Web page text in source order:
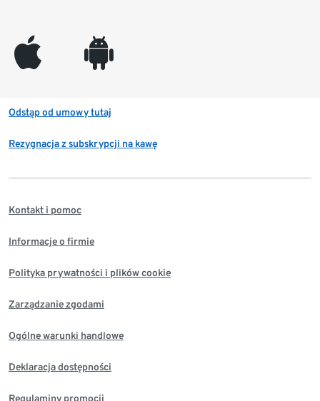
appleinc android
Odstąp od umowy tutaj
Rezygnacja z subskrypcji na kawę
Kontakt i pomoc
Informacje o firmie
Polityka prywatności i plików cookie
Zarządzanie zgodami
Ogólne warunki handlowe
Deklaracja dostępności
Regulaminy promocji